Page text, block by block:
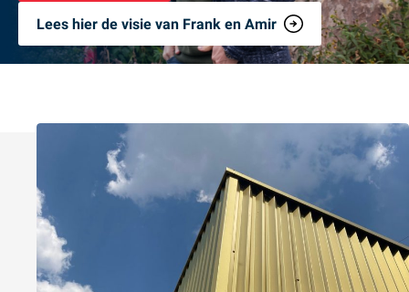
Lees hier de visie van Frank en Amir
Meest recente Essential projecten